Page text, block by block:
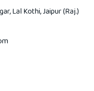
Lal Kothi, Jaipur (Raj.)